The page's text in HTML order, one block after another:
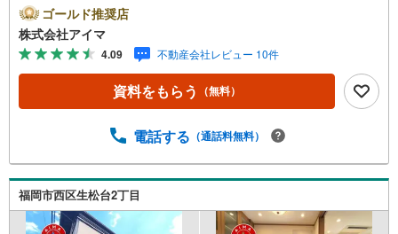
画」から「物件選び」まで全力でバックアップいたしま
す。＼株式会社アイマが選ばれる2大サポート/【プロ目線
のローンの提案力】大手ネット銀行をはじめ多数の金融機
関と提携。お借入期間「最長50年」のプランや今注目の低
金利プランなど、購入後の生活にゆとりを持たせるための
最適な資金計画をご提案します。【フットワーク軽い安心
いて移動が大変」という方も大歓迎。平日・夜間の現地案
いたします。まずは『見るだけ』『ローン相談だけ』でも
大歓迎。お客様のペースを最優先し、無理な営業は一切行
いません。お客様のライフスタイルに合わせた快適な住ま
い探しをお手伝いいたします。まずはお気軽にお問い合わ
ゴールド推奨店
株式会社アイマ
4.09 不動産会社レビュー 10件
資料をもらう （無料）
電話する （通話料無料）
福岡市西区生松台2丁目